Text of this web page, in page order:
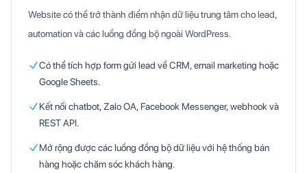
Website có thể trở thành điểm nhận dữ liệu trung tâm cho lead,
automation và các luồng đồng bộ ngoài WordPress.
Có thể tích hợp form gửi lead về CRM, email marketing hoặc
Google Sheets.
Kết nối chatbot, Zalo OA, Facebook Messenger, webhook và
REST API.
Mở rộng được các luồng đồng bộ dữ liệu với hệ thống bán
hàng hoặc chăm sóc khách hàng.